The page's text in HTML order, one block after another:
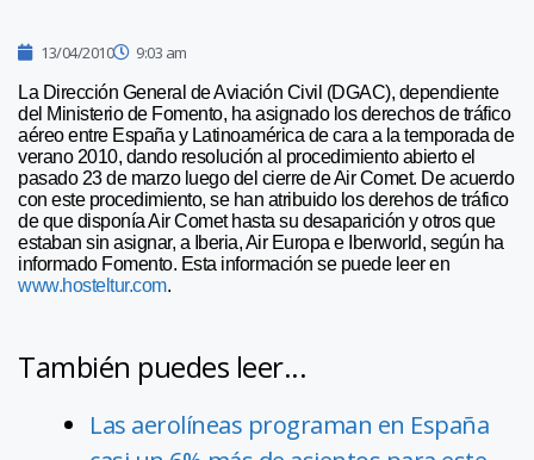
13/04/2010 9:03 am
La Dirección General de Aviación Civil (DGAC), dependiente
del Ministerio de Fomento, ha asignado los derechos de tráfico
aéreo entre España y Latinoamérica de cara a la temporada de
verano 2010, dando resolución al procedimiento abierto el
pasado 23 de marzo luego del cierre de Air Comet. De acuerdo
con este procedimiento, se han atribuido los derehos de tráfico
de que disponía Air Comet hasta su desaparición y otros que
estaban sin asignar, a Iberia, Air Europa e Iberworld, según ha
informado Fomento. Esta información se puede leer en
www.hosteltur.com.
También puedes leer...
Las aerolíneas programan en España